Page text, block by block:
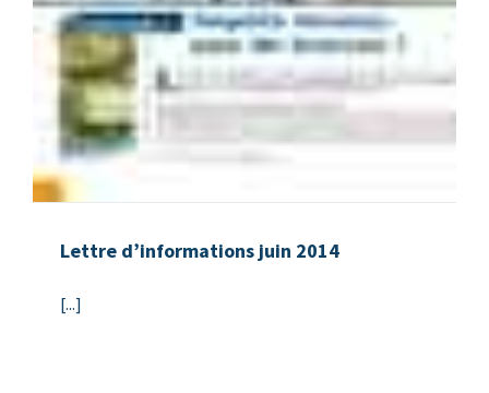
Lettre d’informations juin 2014
[...]